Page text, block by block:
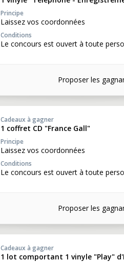
Principe
Laissez vos coordonnées
Conditions
Le concours est ouvert à toute
Proposer les
Cadeaux à gagner
1 coffret CD "France Gall"
Principe
Laissez vos coordonnées
Conditions
Le concours est ouvert à toute
Proposer les
Cadeaux à gagner
1 lot comportant 1 vinyle "Play"